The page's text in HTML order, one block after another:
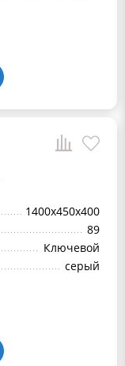
1400x450x400
89
Ключевой
серый